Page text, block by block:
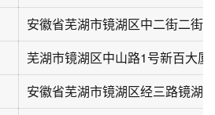
芜湖市镜湖区中山路1号新百大厦
安徽省芜湖市镜湖区经三路镜湖